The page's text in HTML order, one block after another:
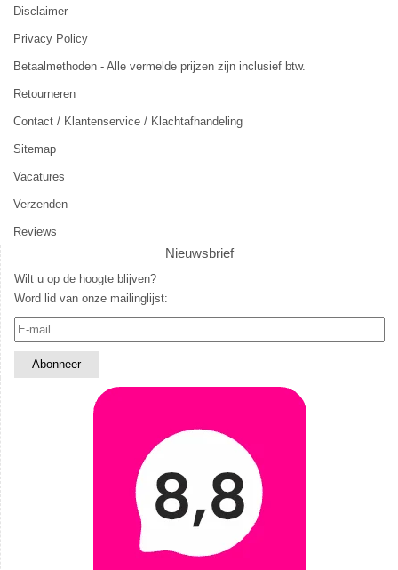
Disclaimer
Privacy Policy
Betaalmethoden - Alle vermelde prijzen zijn inclusief btw.
Retourneren
Contact / Klantenservice / Klachtafhandeling
Sitemap
Vacatures
Verzenden
Reviews
Nieuwsbrief
Wilt u op de hoogte blijven?
Word lid van onze mailinglijst: